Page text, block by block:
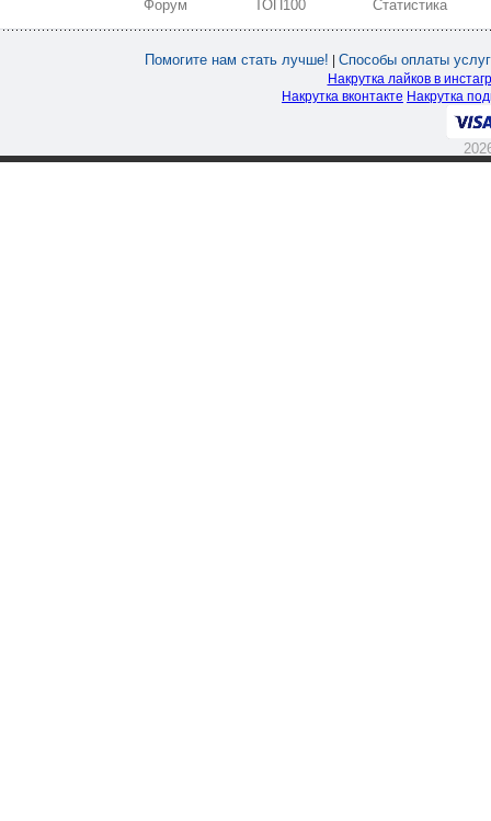
Форум ТОП100 Статистика
Помогите нам стать лучше! Способы оплаты услуг
Накрутка лайков в
Накрутка вконтакте Накрутка